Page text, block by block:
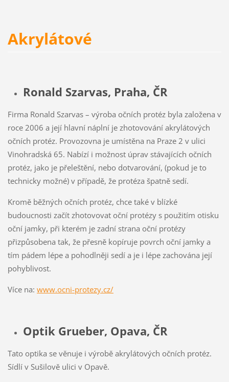
Akrylátové
Ronald Szarvas, Praha, ČR
Firma Ronald Szarvas – výroba očních protéz byla založena v
roce 2006 a její hlavní náplní je zhotovování akrylátových
očních protéz. Provozovna je umístěna na Praze 2 v ulici
Vinohradská 65. Nabízí i možnost úprav stávajících očních
protéz, jako je přeleštění, nebo dotvarování, (pokud je to
technicky možné) v případě, že protéza špatně sedí.
Kromě běžných očních protéz, chce také v blízké
budoucnosti začít zhotovovat oční protézy s použitím otisku
oční jamky, při kterém je zadní strana oční protézy
přizpůsobena tak, že přesně kopíruje povrch oční jamky a
tím pádem lépe a pohodlněji sedí a je i lépe zachována její
pohyblivost.
Více na: www.ocni-protezy.cz/
Optik Grueber, Opava, ČR
Tato optika se věnuje i výrobě akrylátových očních protéz.
Sídlí v Sušilově ulici v Opavě.